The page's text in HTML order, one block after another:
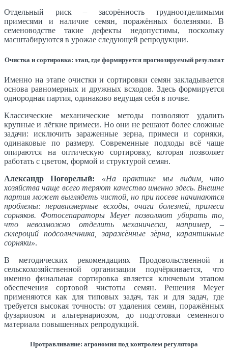
Отдельный риск – засорённость трудноотделимыми
примесями и наличие семян, поражённых болезнями. В
семеноводстве такие дефекты недопустимы, поскольку
масштабируются в урожае следующей репродукции.
Очистка и сортировка: этап, где формируется прогнозируемый результат
Именно на этапе очистки и сортировки семян закладывается
основа равномерных и дружных всходов. Здесь формируется
однородная партия, одинаково ведущая себя в почве.
Классические механические методы позволяют удалить
крупные и лёгкие примеси. Но они не решают более сложные
задачи: исключить зараженные зерна, примеси и сорняки,
одинаковые по размеру. Современные подходы всё чаще
опираются на оптическую сортировку, которая позволяет
работать с цветом, формой и структурой семян.
Александр Погорелый:
«На практике мы видим, что
хозяйства чаще всего теряют качество именно здесь. Внешне
партия может выглядеть чистой, но при посеве начинаются
проблемы: неравномерные всходы, очаги болезней, примеси
сорняков. Фотосепараторы Meyer позволяют убирать то,
что невозможно отделить механически, например, –
склероций подсолнечника, заражённые зёрна, карантинные
сорняки».
В методических рекомендациях Продовольственной и
сельскохозяйственной организации подчёркивается, что
именно финальная сортировка является ключевым этапом
обеспечения сортовой чистоты семян. Решения Meyer
применяются как для типовых задач, так и для задач, где
требуется высокая точность: от удаления семян, поражённых
фузариозом и альтернариозом, до подготовки семенного
материала повышенных репродукций.
Протравливание: агрономия под контролем регулятора